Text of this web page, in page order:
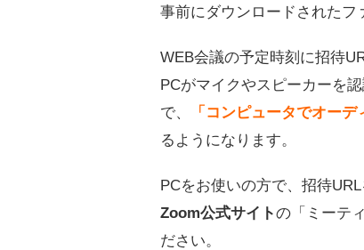
事前にダウンロードされたフ
WEB会議の予定時刻に招待
PCがマイクやスピーカーを
で、
「コンピュータでオー
るようになります。
PCをお使いの方で、招待
Zoom公式サイトの「ミーテ
ださい。